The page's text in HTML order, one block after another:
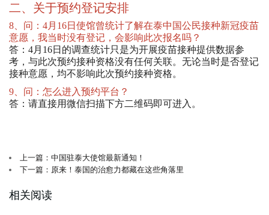
二、关于预约登记安排
8、问：4月16日使馆曾统计了解在泰中国公民接种新冠疫苗
意愿，我当时没有登记，会影响此次报名吗？
答：4月16日的调查统计只是为开展疫苗接种提供数据参
考，与此次预约接种资格没有任何关联。无论当时是否登记
接种意愿，均不影响此次预约接种资格。
9、问：怎么进入预约平台？
答：请直接用微信扫描下方二维码即可进入。
上一篇：中国驻泰大使馆最新通知！
下一篇：原来！泰国的治愈力都藏在这些角落里
相关阅读